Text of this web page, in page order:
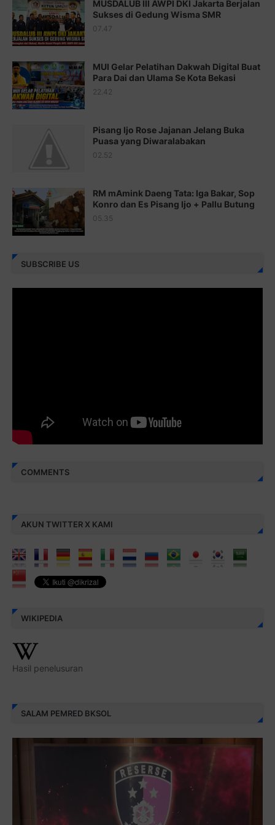
Juz 17 ⇨http://j.mp/2brHsFz
Juz 18 ⇨http://j.mp/2b8SCfc
Juz 19 ⇨http://j.mp/2bFSq95
Juz 20 ⇨http://j.mp/2brI1zc
Juz 21 ⇨http://j.mp/2b8VcBO
http://j.mp/2bFRxNP
http://j.mp/2brItxm
Juz 25 ⇨http://j.mp/2brImlf
Juz 26 ⇨http://j.mp/2bFRHF2
MUSDALUB III AWPI DKI Jakarta Berjalan
Sukses di Gedung Wisma SMR
07.47
MUI Gelar Pelatihan Dakwah Digital Buat
Para Dai dan Ulama Se Kota Bekasi
22.42
Pisang Ijo Rose Jajanan Jelang Buka
Puasa yang Diwaralabakan
02.52
RM mAmink Daeng Tata: Iga Bakar, Sop
Konro dan Es Pisang Ijo + Pallu Butung
05.35
SUBSCRIBE US
COMMENTS
AKUN TWITTER X KAMI
WIKIPEDIA
Hasil penelusuran
SALAM PEMRED BKSOL